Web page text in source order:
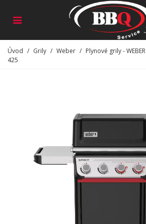
Úvod / Grily / Weber / Plynové grily - WEBER
425